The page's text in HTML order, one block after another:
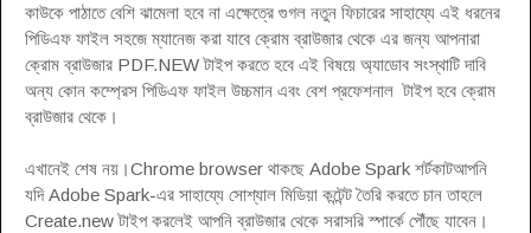
কাউকে পাঠাতে বেশি ঝামেলা হবে না এক্ষেত্রে গুগল নতুন ফিচারের সাহায্যে এই ধরনের
পিডিএফ ফাইল সহজে ম্যানেজ করা যাবে ক্রোম ব্রাউজার থেকে এর জন্য আপনারা
ক্রোম ব্রাউজার PDF.NEW টাইপ করতে হবে এই বিষয়ে অ্যাডোব সংস্থাটি দাবি
অন্য কোন কম্প্রেস পিডিএফ ফাইল উচ্চমান এবং বেশ প্রফেশনাল টাইপ হবে ক্রোম
ব্রাউজার থেকে।
এখানেই শেষ নয়।Chrome browser থাকছে Adobe Spark শর্টকাটআপনি
যদি Adobe Spark-এর সাহায্যে সোশ্যাল মিডিয়া কন্টেন্ট তৈরি করতে চান তাহলে
Create.new টাইপ করলেই আপনি ব্রাউজার থেকে সরাসরি স্পার্কে পৌঁছে যাবেন।